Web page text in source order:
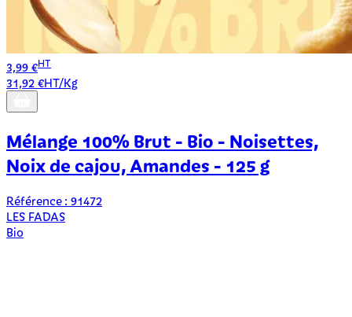
3,99 €HT
31,92 €HT/Kg
Mélange 100% Brut - Bio - Noisettes,
Noix de cajou, Amandes - 125 g
Référence : 91472
LES FADAS
Bio